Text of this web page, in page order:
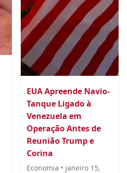
EUA Apreende Navio-
Tanque Ligado à
Venezuela em
Operação Antes de
Reunião Trump e
Corina
Economia • janeiro 15,